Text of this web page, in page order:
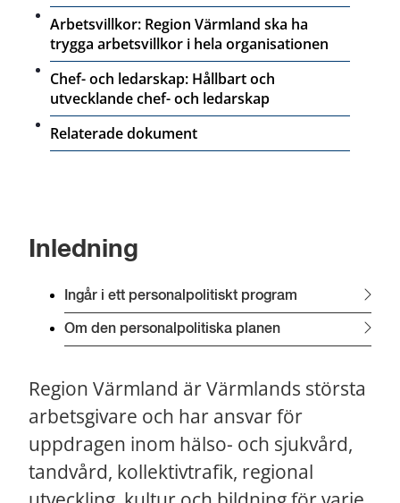
Arbetsvillkor: Region Värmland ska ha
trygga arbetsvillkor i hela organisationen
Chef- och ledarskap: Hållbart och
utvecklande chef- och ledarskap
Relaterade dokument
Inledning
Ingår i ett personalpolitiskt program
Om den personalpolitiska planen
Region Värmland är Värmlands största
arbetsgivare och har ansvar för
uppdragen inom hälso- och sjukvård,
tandvård, kollektivtrafik, regional